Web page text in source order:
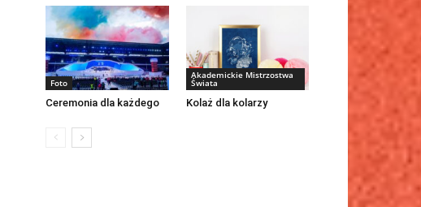
Foto
Ceremonia dla każdego
Akademickie Mistrzostwa
Świata
Kolaż dla kolarzy